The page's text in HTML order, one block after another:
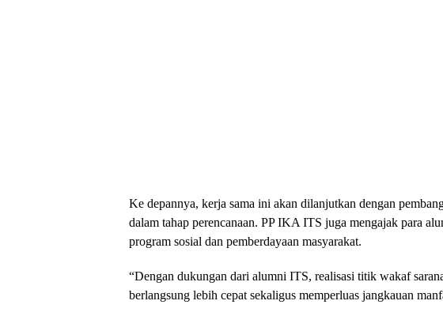
Ke depannya, kerja sama ini akan dilanjutkan dengan
dalam tahap perencanaan. PP IKA ITS juga mengajak para
program sosial dan pemberdayaan masyarakat.
“Dengan dukungan dari alumni ITS, realisasi titik wakaf
berlangsung lebih cepat sekaligus memperluas jangkauan